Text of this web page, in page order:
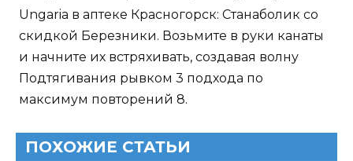
Ungaria в аптеке Красногорск: Станаболик со
скидкой Березники. Возьмите в руки канаты
и начните их встряхивать, создавая волну
Подтягивания рывком 3 подхода по
максимум повторений 8.
ПОХОЖИЕ СТАТЬИ